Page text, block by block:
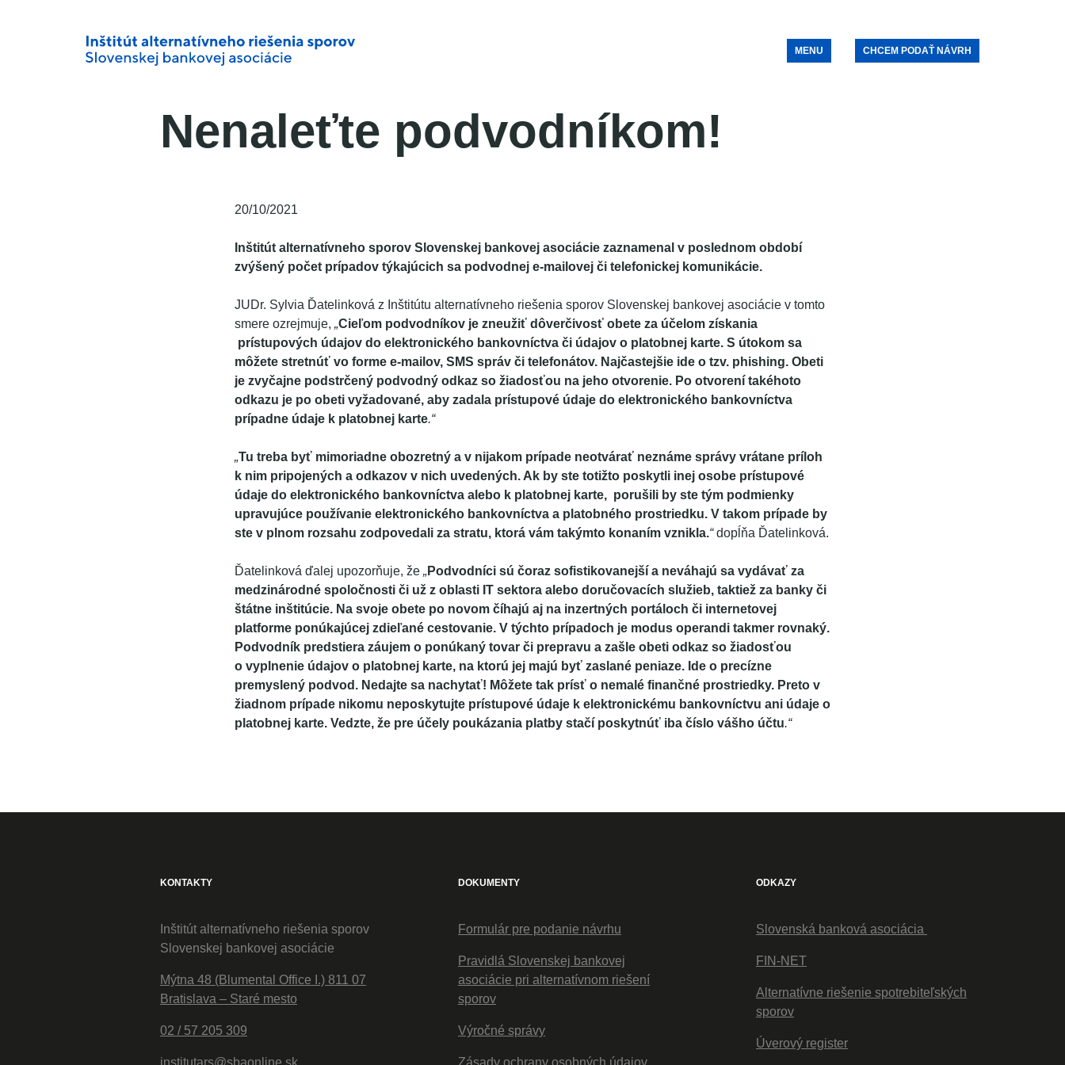
MENU CHCEM PODAŤ NÁVRH
Nenaleťte podvodníkom!
20/10/2021
Inštitút alternatívneho sporov Slovenskej bankovej asociácie zaznamenal v poslednom období
zvýšený počet prípadov týkajúcich sa podvodnej e-mailovej či telefonickej komunikácie.
JUDr. Sylvia Ďatelinková z Inštitútu alternatívneho riešenia sporov Slovenskej bankovej asociácie v tomto
smere ozrejmuje, „Cieľom podvodníkov je zneužiť dôverčivosť obete za účelom získania
prístupových údajov do elektronického bankovníctva či údajov o platobnej karte. S útokom sa
môžete stretnúť vo forme e-mailov, SMS správ či telefonátov. Najčastejšie ide o tzv. phishing. Obeti
je zvyčajne podstrčený podvodný odkaz so žiadosťou na jeho otvorenie. Po otvorení takéhoto
odkazu je po obeti vyžadované, aby zadala prístupové údaje do elektronického bankovníctva
prípadne údaje k platobnej karte.“
„Tu treba byť mimoriadne obozretný a v nijakom prípade neotvárať neznáme správy vrátane príloh
k nim pripojených a odkazov v nich uvedených. Ak by ste totižto poskytli inej osobe prístupové
údaje do elektronického bankovníctva alebo k platobnej karte, porušili by ste tým podmienky
upravujúce používanie elektronického bankovníctva a platobného prostriedku. V takom prípade by
ste v plnom rozsahu zodpovedali za stratu, ktorá vám takýmto konaním vznikla.“dopĺňa Ďatelinková.
Ďatelinková ďalej upozorňuje, že „Podvodníci sú čoraz sofistikovanejší a neváhajú sa vydávať za
medzinárodné spoločnosti či už z oblasti IT sektora alebo doručovacích služieb, taktiež za banky či
štátne inštitúcie. Na svoje obete po novom číhajú aj na inzertných portáloch či internetovej
platforme ponúkajúcej zdieľané cestovanie. V týchto prípadoch je modus operandi takmer rovnaký.
Podvodník predstiera záujem o ponúkaný tovar či prepravu a zašle obeti odkaz so žiadosťou
o vyplnenie údajov o platobnej karte, na ktorú jej majú byť zaslané peniaze. Ide o precízne
premyslený podvod. Nedajte sa nachytať! Môžete tak prísť o nemalé finančné prostriedky. Preto v
žiadnom prípade nikomu neposkytujte prístupové údaje k elektronickému bankovníctvu ani údaje o
platobnej karte. Vedzte, že pre účely poukázania platby stačí poskytnúť iba číslo vášho účtu.“
KONTAKTY
Inštitút alternatívneho riešenia sporov
Slovenskej bankovej asociácie
Mýtna 48 (Blumental Office I.) 811 07
Bratislava – Staré mesto
02 / 57 205 309
institutars@sbaonline.sk
DOKUMENTY
Formulár pre podanie návrhu
Pravidlá Slovenskej bankovej
asociácie pri alternatívnom riešení
sporov
Výročné správy
Zásady ochrany osobných údajov
ODKAZY
Slovenská banková asociácia
FIN-NET
Alternatívne riešenie spotrebiteľských
sporov
Úverový register